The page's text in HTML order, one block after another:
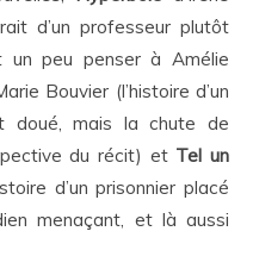
d’un professeur plutôt
un peu penser à Amélie
Bouvier (l’histoire d’un
doué, mais la chute de
du récit) et Tel un
d’un prisonnier placé
menaçant, et là aussi